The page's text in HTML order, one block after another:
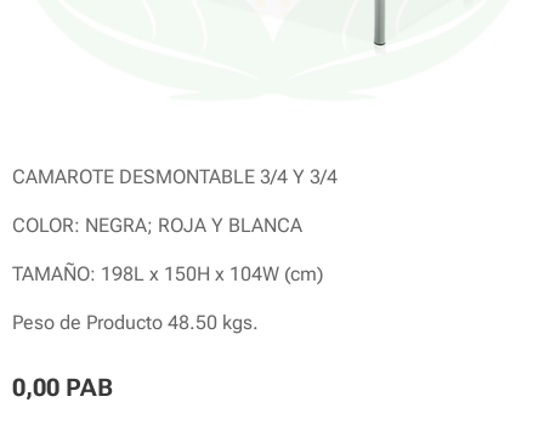
CAMAROTE DESMONTABLE 3/4 Y 3/4
COLOR: NEGRA; ROJA Y BLANCA
TAMAÑO: 198L x 150H x 104W (cm)
Peso de Producto 48.50 kgs.
0,00 PAB